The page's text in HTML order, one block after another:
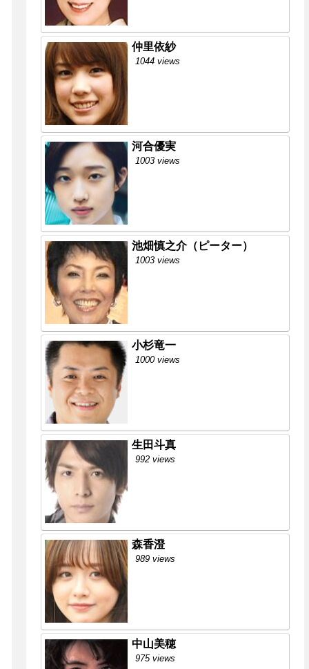
仲里依紗
1044 views
河合優実
1003 views
池畑慎之介（ピーター）
1003 views
小杉竜一
1000 views
生田斗真
992 views
森香澄
989 views
中山美穂
975 views